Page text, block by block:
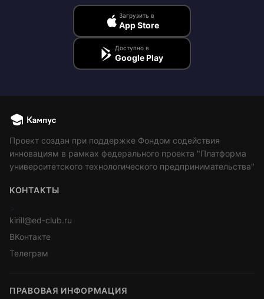
Загрузить в
App Store
Доступно в
Google Play
Проект создан при поддержке Фондом содействия
инновациям в рамках федерального проекта "Платформа
университетского технологического предпринимательства"
КОНТАКТЫ
>
kirill@ed-club.ru
ВКонтакте
Телеграм
ПРАВОВАЯ ИНФОРМАЦИЯ